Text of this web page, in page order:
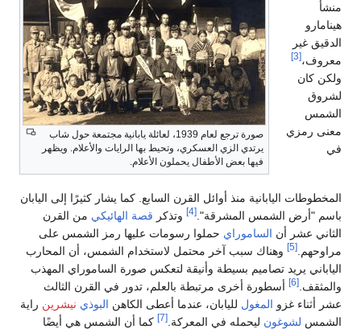
صورة ترجع لعام 1939، لعائلة يابانية مجتمعة حول شاب
يرتدي الزي العسكري، وتحيط بها الرايات والأعلام. ويظهر
فيها بعض الأطفال يحملون الأعلام.
منشأ
هينامارو
الدقيق غير
معروف،[3]
ولكن كان
لشروق
الشمس
معنى رمزي
في
المخطوطات اليابانية منذ أوائل القرن السابع. كما يشار كثيرًا إلى اليابان
باسم "أرض الشمس المشرقة". [4] وتذكر قصة الهائيكي من القرن
الثاني عشر أن الساموراي حملوا رسومات عليها رمز الشمس على
مراوحهم. [5]
وهناك سبب آخر محتمل لاستخدام الشمس، أن المحارب
الياباني يريد تصاميم بسيطة وأنيقة لتعكس صورة الساموراي المهذب
والمثقف. [6]
أسطورة أخرى مرتبطة بالعلم، تدور في القرن الثالث
عشر أثناء غزو المغول لليابان، عندما أعطى الكاهن البوذي نيشرين راية
الشمس لشوغون ليحمله في المعركة. [7]
كما أن الشمس هي أيضًا